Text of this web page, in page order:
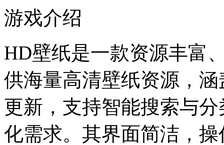
游戏介绍
HD壁纸是一款资源丰富
供海量高清壁纸资源，
更新，支持智能搜索与
化需求。其界面简洁，